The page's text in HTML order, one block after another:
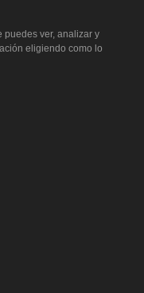
puedes ver, analizar y
eligiendo como lo